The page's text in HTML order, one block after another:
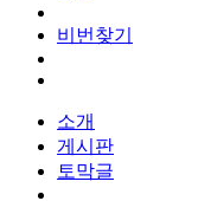
비번찾기
소개
게시판
토막글